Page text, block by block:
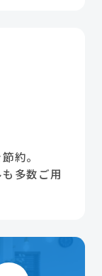
約。
多数ご用